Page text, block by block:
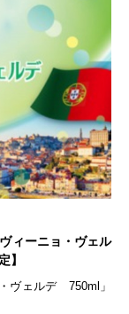
ィーニョ・ヴェル
】
ヴェルデ 750ml」